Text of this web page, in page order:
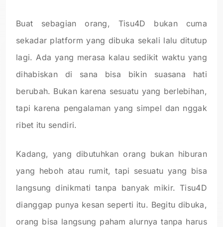
Buat sebagian orang, Tisu4D bukan cuma
sekadar platform yang dibuka sekali lalu ditutup
lagi. Ada yang merasa kalau sedikit waktu yang
dihabiskan di sana bisa bikin suasana hati
berubah. Bukan karena sesuatu yang berlebihan,
tapi karena pengalaman yang simpel dan nggak
ribet itu sendiri.
Kadang, yang dibutuhkan orang bukan hiburan
yang heboh atau rumit, tapi sesuatu yang bisa
langsung dinikmati tanpa banyak mikir. Tisu4D
dianggap punya kesan seperti itu. Begitu dibuka,
orang bisa langsung paham alurnya tanpa harus